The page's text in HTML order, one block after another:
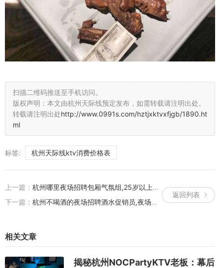
扫描二维码推送至手机访问。
版权声明：本文由杭州天际线预定发布，如需转载请注明出处。
转载请注明出处http://www.0991s.com/hztjxktvxfjgb/1890.ht
ml
标签: 杭州天际线ktv消费价格表
返回列表
上一篇： 杭州哪里夜场招聘包厢气氛组,25岁以上可以做夜场招聘_
下一篇： 杭州不喝酒的夜场招聘酒水促销员,夜场上班适合穿黑色衣服吗？
相关文章
揭秘杭州NOCPartyKTV老板：幕后